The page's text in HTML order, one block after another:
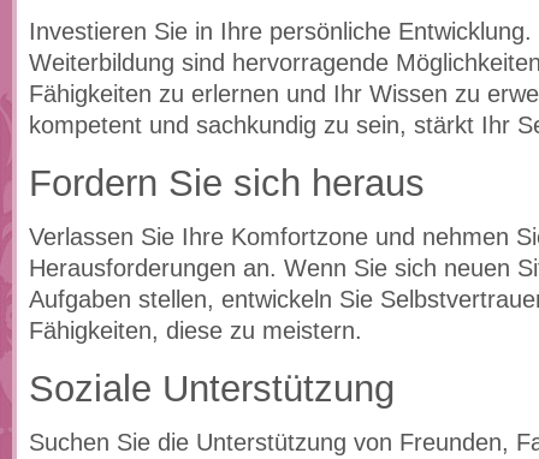
Investieren Sie in Ihre persönliche Entwicklung.
Weiterbildung sind hervorragende
Fähigkeiten zu erlernen und Ihr Wissen zu
kompetent und sachkundig zu sein, stärkt Ihr
Fordern Sie sich heraus
Verlassen Sie Ihre Komfortzone und nehmen
Herausforderungen an. Wenn Sie sich neuen
Aufgaben stellen, entwickeln Sie
Fähigkeiten, diese zu meistern.
Soziale Unterstützung
Suchen Sie die Unterstützung von Freunden,